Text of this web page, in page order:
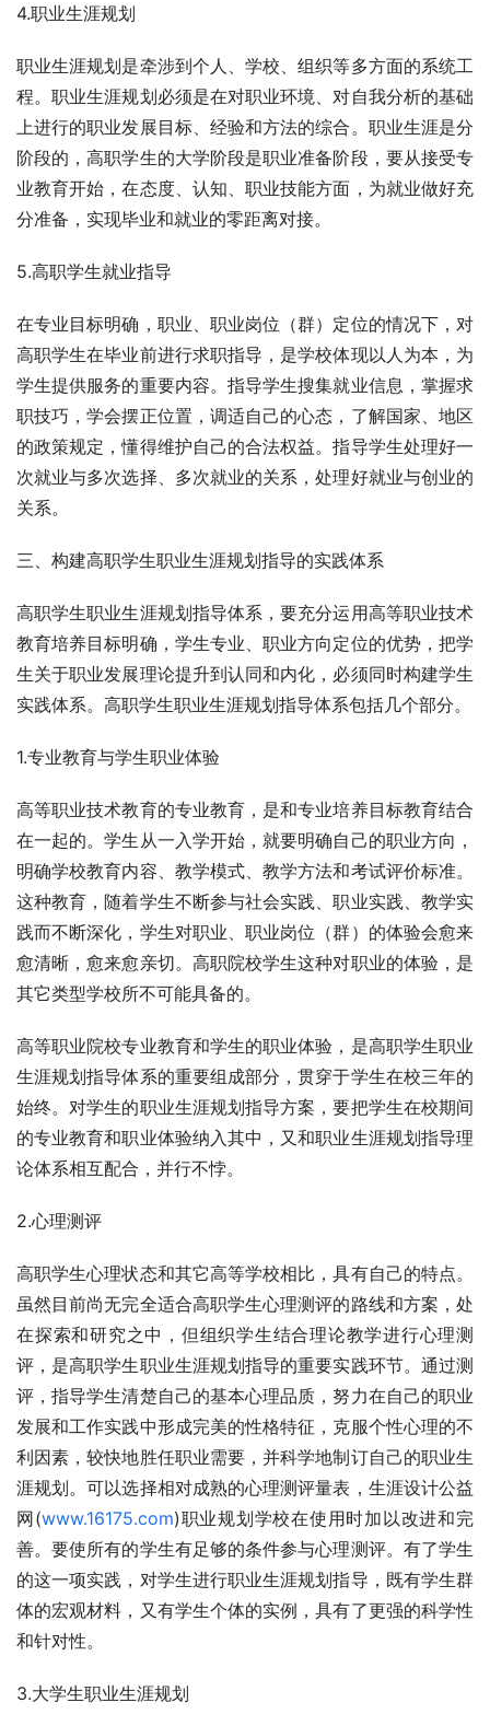
4.职业生涯规划
职业生涯规划是牵涉到个人、学校、组织等多方面的系统工
程。职业生涯规划必须是在对职业环境、对自我分析的基础
上进行的职业发展目标、经验和方法的综合。职业生涯是分
阶段的，高职学生的大学阶段是职业准备阶段，要从接受专
业教育开始，在态度、认知、职业技能方面，为就业做好充
分准备，实现毕业和就业的零距离对接。
5.高职学生就业指导
在专业目标明确，职业、职业岗位（群）定位的情况下，对
高职学生在毕业前进行求职指导，是学校体现以人为本，为
学生提供服务的重要内容。指导学生搜集就业信息，掌握求
职技巧，学会摆正位置，调适自己的心态，了解国家、地区
的政策规定，懂得维护自己的合法权益。指导学生处理好一
次就业与多次选择、多次就业的关系，处理好就业与创业的
关系。
三、构建高职学生职业生涯规划指导的实践体系
高职学生职业生涯规划指导体系，要充分运用高等职业技术
教育培养目标明确，学生专业、职业方向定位的优势，把学
生关于职业发展理论提升到认同和内化，必须同时构建学生
实践体系。高职学生职业生涯规划指导体系包括几个部分。
1.专业教育与学生职业体验
高等职业技术教育的专业教育，是和专业培养目标教育结合
在一起的。学生从一入学开始，就要明确自己的职业方向，
明确学校教育内容、教学模式、教学方法和考试评价标准。
这种教育，随着学生不断参与社会实践、职业实践、教学实
践而不断深化，学生对职业、职业岗位（群）的体验会愈来
愈清晰，愈来愈亲切。高职院校学生这种对职业的体验，是
其它类型学校所不可能具备的。
高等职业院校专业教育和学生的职业体验，是高职学生职业
生涯规划指导体系的重要组成部分，贯穿于学生在校三年的
始终。对学生的职业生涯规划指导方案，要把学生在校期间
的专业教育和职业体验纳入其中，又和职业生涯规划指导理
论体系相互配合，并行不悖。
2.心理测评
高职学生心理状态和其它高等学校相比，具有自己的特点。
虽然目前尚无完全适合高职学生心理测评的路线和方案，处
在探索和研究之中，但组织学生结合理论教学进行心理测
评，是高职学生职业生涯规划指导的重要实践环节。通过测
评，指导学生清楚自己的基本心理品质，努力在自己的职业
发展和工作实践中形成完美的性格特征，克服个性心理的不
利因素，较快地胜任职业需要，并科学地制订自己的职业生
涯规划。可以选择相对成熟的心理测评量表，生涯设计公益
网(www.16175.com)职业规划学校在使用时加以改进和完
善。要使所有的学生有足够的条件参与心理测评。有了学生
的这一项实践，对学生进行职业生涯规划指导，既有学生群
体的宏观材料，又有学生个体的实例，具有了更强的科学性
和针对性。
3.大学生职业生涯规划